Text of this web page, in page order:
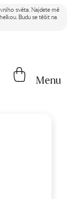
světa. Najdete mě
Budu se těšit na
Menu